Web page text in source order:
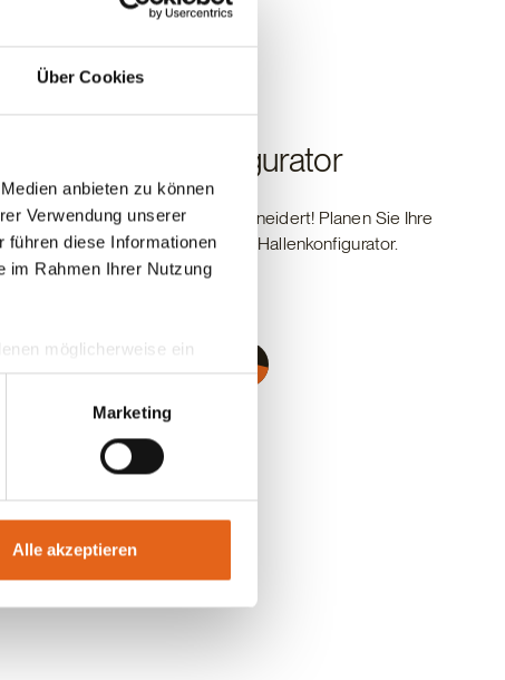
Über Cookies
anbieten zu können
Verwendung unserer
führen diese Informationen
im Rahmen Ihrer Nutzung
möglicherweise ein
Daten in
getroffen werden.
Marketing
Alle akzeptieren
Haas Hallenkonfigurator
Einfach, effizient und maßgeschneidert! Planen Sie Ihre
individuelle Halle mit dem Haas Hallenkonfigurator.